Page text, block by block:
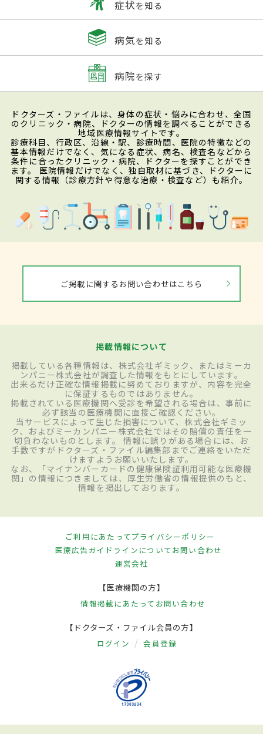
症状を知る
病気を知る
病院を探す
ドクターズ・ファイルは、身体の症状・悩みに合わせ、全国
のクリニック・病院、ドクターの情報を調べることができる
地域医療情報サイトです。
診療科目、行政区、沿線・駅、診療時間、医院の特徴などの
基本情報だけでなく、気になる症状、病名、検査名などから
条件に合ったクリニック・病院、ドクターを探すことができ
ます。 医院情報だけでなく、独自取材に基づき、ドクターに
関する情報（診療方針や得意な治療・検査など）も紹介。
ご掲載に関するお問い合わせはこちら
掲載情報について
掲載している各種情報は、株式会社ギミック、またはミーカ
ンパニー株式会社が調査した情報をもとにしています。
出来るだけ正確な情報掲載に努めておりますが、内容を完全
に保証するものではありません。
掲載されている医療機関へ受診を希望される場合は、事前に
必ず該当の医療機関に直接ご確認ください。
当サービスによって生じた損害について、株式会社ギミッ
ク、およびミーカンパニー株式会社ではその賠償の責任を一
切負わないものとします。 情報に誤りがある場合には、お
手数ですがドクターズ・ファイル編集部までご連絡をいただ
けますようお願いいたします。
なお、「マイナンバーカードの健康保険証利用可能な医療機
関」の情報につきましては、厚生労働省の情報提供のもと、
情報を掲出しております。
ご利用にあたってプライバシーポリシー
医療広告ガイドラインについてお問い合わせ
運営会社
【医療機関の方】
情報掲載にあたって お問い合わせ
【ドクターズ・ファイル会員の方】
ログイン 会員登録